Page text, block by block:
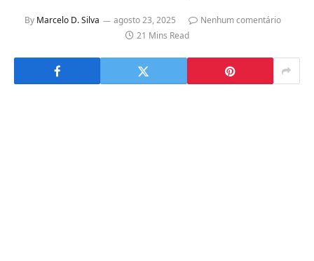
By Marcelo D. Silva agosto 23, 2025
Nenhum comentário
21 Mins Read